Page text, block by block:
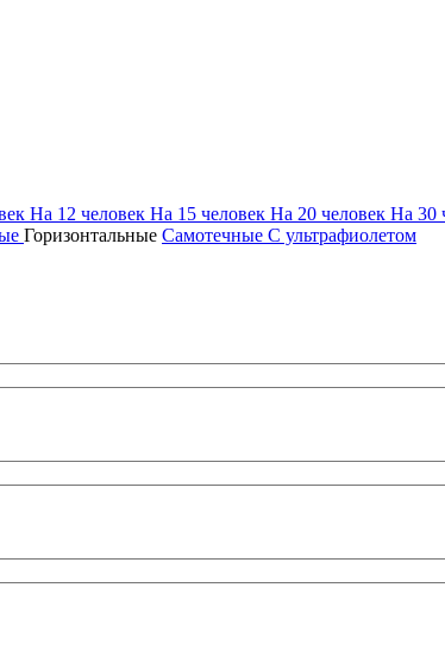
На 12 человек На 15 человек На 20 человек На 30
Горизонтальные Самотечные С ультрафиолетом